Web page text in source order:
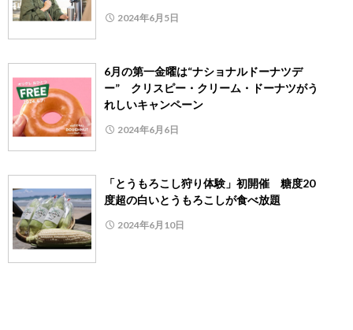
2024年6月5日
6月の第一金曜は“ナショナルドーナツデ
ー” クリスピー・クリーム・ドーナツがう
れしいキャンペーン
2024年6月6日
「とうもろこし狩り体験」初開催 糖度20
度超の白いとうもろこしが食べ放題
2024年6月10日